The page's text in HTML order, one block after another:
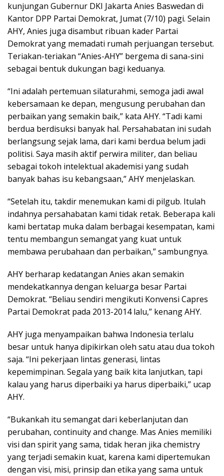
kunjungan Gubernur DKI Jakarta Anies Baswedan di
Kantor DPP Partai Demokrat, Jumat (7/10) pagi. Selain
AHY, Anies juga disambut ribuan kader Partai
Demokrat yang memadati rumah perjuangan tersebut.
Teriakan-teriakan “Anies-AHY” bergema di sana-sini
sebagai bentuk dukungan bagi keduanya.
“Ini adalah pertemuan silaturahmi, semoga jadi awal
kebersamaan ke depan, mengusung perubahan dan
perbaikan yang semakin baik,” kata AHY. “Tadi kami
berdua berdisuksi banyak hal. Persahabatan ini sudah
berlangsung sejak lama, dari kami berdua belum jadi
politisi. Saya masih aktif perwira militer, dan beliau
sebagai tokoh intelektual akademisi yang sudah
banyak bahas isu kebangsaan,” AHY menjelaskan.
“Setelah itu, takdir menemukan kami di pilgub. Itulah
indahnya persahabatan kami tidak retak. Beberapa kali
kami bertatap muka dalam berbagai kesempatan, kami
tentu membangun semangat yang kuat untuk
membawa perubahaan dan perbaikan,” sambungnya.
AHY berharap kedatangan Anies akan semakin
mendekatkannya dengan keluarga besar Partai
Demokrat. “Beliau sendiri mengikuti Konvensi Capres
Partai Demokrat pada 2013-2014 lalu,” kenang AHY.
AHY juga menyampaikan bahwa Indonesia terlalu
besar untuk hanya dipikirkan oleh satu atau dua tokoh
saja. “Ini pekerjaan lintas generasi, lintas
kepemimpinan. Segala yang baik kita lanjutkan, tapi
kalau yang harus diperbaiki ya harus diperbaiki,” ucap
AHY.
“Bukankah itu semangat dari keberlanjutan dan
perubahan, continuity and change. Mas Anies memiliki
visi dan spirit yang sama, tidak heran jika chemistry
yang terjadi semakin kuat, karena kami dipertemukan
dengan visi, misi, prinsip dan etika yang sama untuk